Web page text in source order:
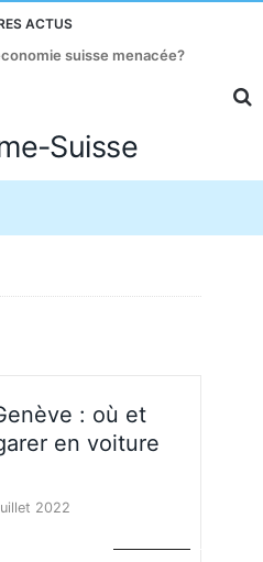
ACTUS
suisse menacée?
: où et
en voiture
2022